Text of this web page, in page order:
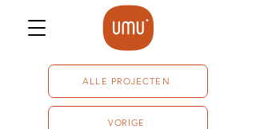
ALLE PROJECTEN
VORIGE